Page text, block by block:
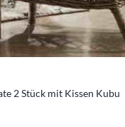
2 Stück mit Kissen Kubu